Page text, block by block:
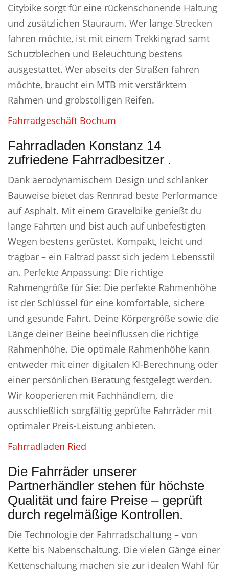
Citybike sorgt für eine rückenschonende Haltung
und zusätzlichen Stauraum. Wer lange Strecken
fahren möchte, ist mit einem Trekkingrad samt
Schutzblechen und Beleuchtung bestens
ausgestattet. Wer abseits der Straßen fahren
möchte, braucht ein MTB mit verstärktem
Rahmen und grobstolligen Reifen.
Fahrradgeschäft Bochum
Fahrradladen Konstanz 14
zufriedene Fahrradbesitzer .
Dank aerodynamischem Design und schlanker
Bauweise bietet das Rennrad beste Performance
auf Asphalt. Mit einem Gravelbike genießt du
lange Fahrten und bist auch auf unbefestigten
Wegen bestens gerüstet. Kompakt, leicht und
tragbar – ein Faltrad passt sich jedem Lebensstil
an. Perfekte Anpassung: Die richtige
Rahmengröße für Sie: Die perfekte Rahmenhöhe
ist der Schlüssel für eine komfortable, sichere
und gesunde Fahrt. Deine Körpergröße sowie die
Länge deiner Beine beeinflussen die richtige
Rahmenhöhe. Die optimale Rahmenhöhe kann
entweder mit einer digitalen KI-Berechnung oder
einer persönlichen Beratung festgelegt werden.
Wir kooperieren mit Fachhändlern, die
ausschließlich sorgfältig geprüfte Fahrräder mit
optimaler Preis-Leistung anbieten.
Fahrradladen Ried
Die Fahrräder unserer
Partnerhändler stehen für höchste
Qualität und faire Preise – geprüft
durch regelmäßige Kontrollen.
Die Technologie der Fahrradschaltung – von
Kette bis Nabenschaltung. Die vielen Gänge einer
Kettenschaltung machen sie zur idealen Wahl für